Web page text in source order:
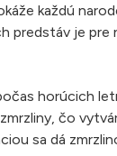
každú
je pre
horúcich
čo
sa dá